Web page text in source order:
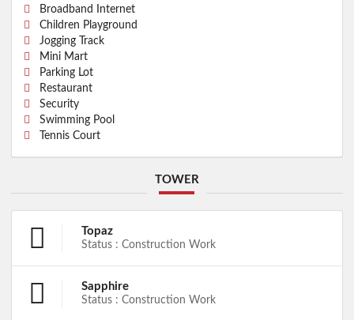
Broadband Internet
Children Playground
Jogging Track
Mini Mart
Parking Lot
Restaurant
Security
Swimming Pool
Tennis Court
TOWER
Topaz
Status : Construction Work
Sapphire
Status : Construction Work